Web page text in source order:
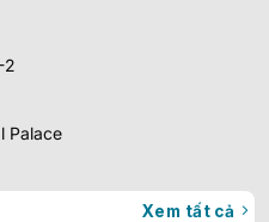
2
Palace
Xem tất cả